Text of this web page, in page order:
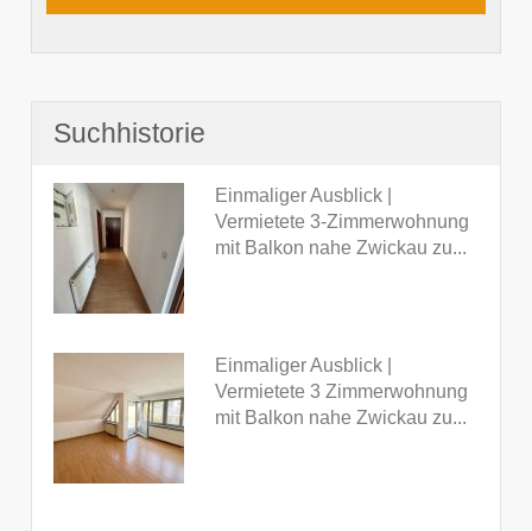
Suchhistorie
Einmaliger Ausblick |
Vermietete 3-Zimmerwohnung
mit Balkon nahe Zwickau zu...
Einmaliger Ausblick |
Vermietete 3 Zimmerwohnung
mit Balkon nahe Zwickau zu...